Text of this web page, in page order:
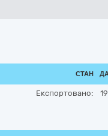
СТАН
Експортовано: